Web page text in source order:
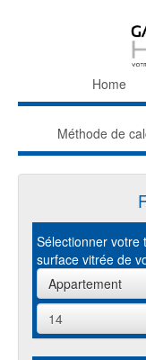
Home
Méthode de
Sélectionner votre
surface vitrée de
Appartement